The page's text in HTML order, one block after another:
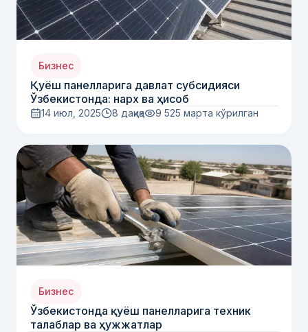
Бизнес
Қуёш панелларига давлат субсидияси
Ўзбекистонда: нарх ва ҳисоб
14 июл, 2025 8 дақиқа 9 525 марта кўрилган
Бизнес
Ўзбекистонда қуёш панелларига техник
талаблар ва ҳужжатлар